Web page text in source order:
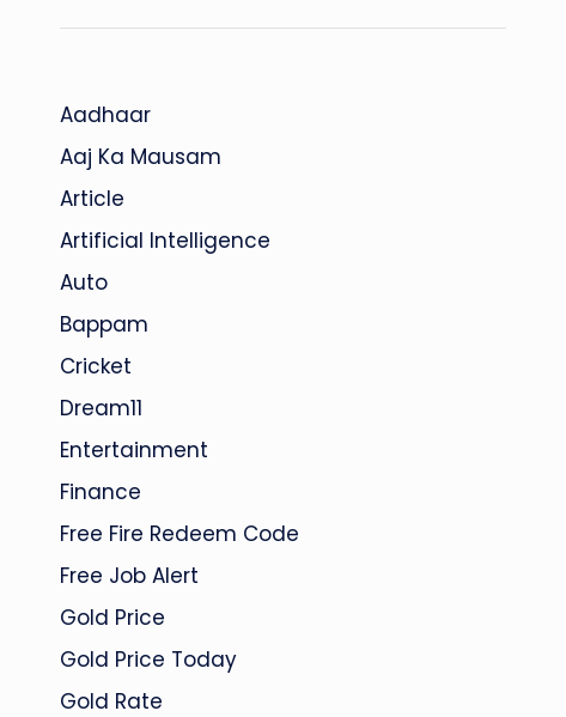
Aadhaar
Aaj Ka Mausam
Article
Artificial Intelligence
Auto
Bappam
Cricket
Dream11
Entertainment
Finance
Free Fire Redeem Code
Free Job Alert
Gold Price
Gold Price Today
Gold Rate